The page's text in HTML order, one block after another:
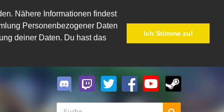
Nähere Informationen findest
Personenbezogener Daten
deiner Daten. Du hast das
Ich Stimme zu!